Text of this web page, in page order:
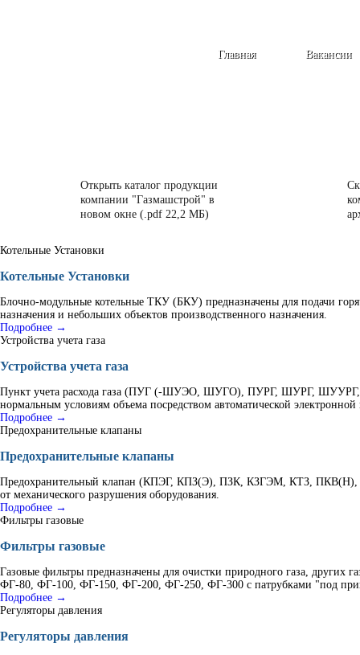
Вакансии
Главная
Открыть каталог продукции
компании "Газмашстрой" в
новом окне (.pdf 22,2 МБ)
Котельные Установки
Котельные Установки
Блочно-модульные котельные ТКУ (БКУ) предназначены для подачи
назначения и небольших объектов производственного назначения.
Подробнее →
Устройства учета газа
Устройства учета газа
Пункт учета расхода газа (ПУГ (-ШУЭО, ШУГО), ПУРГ, ШУРГ, ШУУРГ,
нормальным условиям объема посредством автоматической электронной
Подробнее →
Предохранительные клапаны
Предохранительные клапаны
Предохранительный клапан (КПЭГ, КПЗ(Э), ПЗК, КЗГЭМ, КТЗ, ПКВ(Н),
от механического разрушения оборудования.
Подробнее →
Фильтры газовые
Фильтры газовые
Газовые фильтры предназначены для очистки природного газа, других
ФГ-80, ФГ-100, ФГ-150, ФГ-200, ФГ-250, ФГ-300 с патрубками "под
Подробнее →
Регуляторы давления
Регуляторы давления